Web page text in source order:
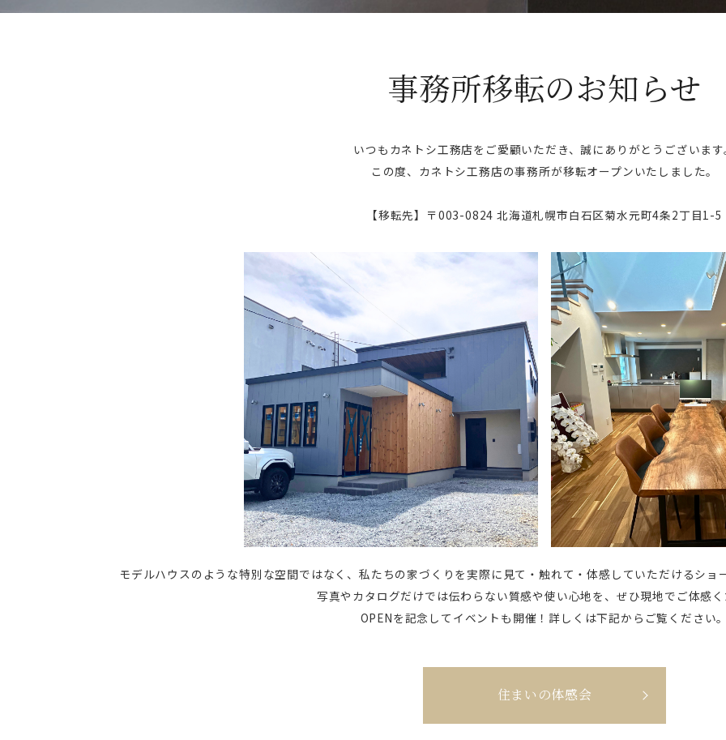
事務所移転のお知らせ
いつもカネトシ工務店をご愛顧いただき、誠にありがとうございま
この度、カネトシ工務店の事務所が移転オープンいたしました。
【移転先】〒003-0824北海道札幌市白石区菊水元町4条2丁目1-5
モデルハウスのような特別な空間ではなく、私たちの家づくりを実際に見て・触れて・体感していただけるシ
写真やカタログだけでは伝わらない質感や使い心地を、ぜひ現地でご体感
OPENを記念してイベントも開催！ 詳しくは下記からご覧ください
住まいの体感会